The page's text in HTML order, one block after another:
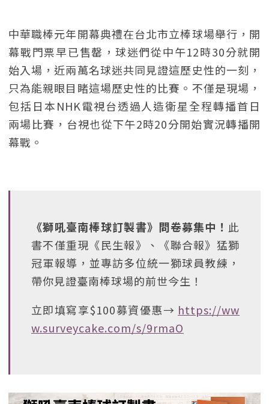
中華職棒元年開幕典禮在台北市立棒球場舉行，開
幕戰門票早已售罄，球迷們從中午12時30分就開
始入場，近兩萬名球迷共同見證這歷史性的一刻，
只為能親眼目睹這場歷史性的比賽。不僅是現場，
包括日本NHK電視台透過人造衛星全程轉播首日
兩場比賽，台視也從下午2時20分開始實況轉播開
幕戰。
《獅吼臺南棒球訂製書》問卷募集中！ 此
書不僅重現《民生報》、《聯合報》猛獅
冠軍報導，並專訪多位統一獅球員教練，
帶你見證臺南棒球場的前世今生！
立即填寫享$100募資優惠→ https://ww
w.surveycake.com/s/9rmaO